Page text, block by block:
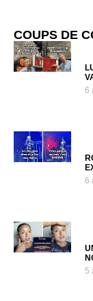
COUPS DE
6
6
5